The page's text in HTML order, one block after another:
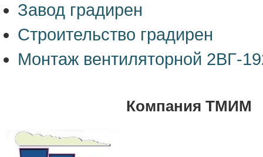
Завод градирен
Строительство градирен
Монтаж вентиляторной 2ВГ-
Компания ТМИМ